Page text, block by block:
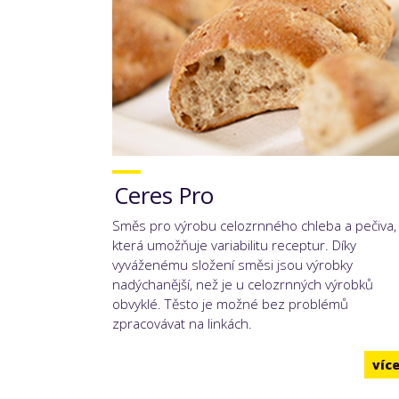
Ceres Pro
Směs pro výrobu celozrnného chleba a pečiva,
která umožňuje variabilitu receptur. Díky
vyváženému složení směsi jsou výrobky
nadýchanější, než je u celozrnných výrobků
obvyklé. Těsto je možné bez problémů
zpracovávat na linkách.
více